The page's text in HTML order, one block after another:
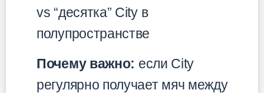
vs “десятка” City в
полупространстве
Почему важно: если City
регулярно получает мяч между